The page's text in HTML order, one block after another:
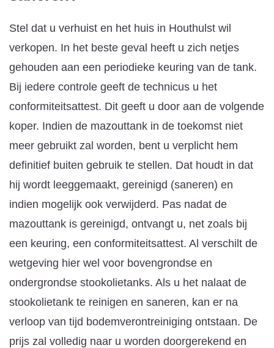
Stel dat u verhuist en het huis in Houthulst wil
verkopen. In het beste geval heeft u zich netjes
gehouden aan een periodieke keuring van de tank.
Bij iedere controle geeft de technicus u het
conformiteitsattest. Dit geeft u door aan de volgende
koper. Indien de mazouttank in de toekomst niet
meer gebruikt zal worden, bent u verplicht hem
definitief buiten gebruik te stellen. Dat houdt in dat
hij wordt leeggemaakt, gereinigd (saneren) en
indien mogelijk ook verwijderd. Pas nadat de
mazouttank is gereinigd, ontvangt u, net zoals bij
een keuring, een conformiteitsattest. Al verschilt de
wetgeving hier wel voor bovengrondse en
ondergrondse stookolietanks. Als u het nalaat de
stookolietank te reinigen en saneren, kan er na
verloop van tijd bodemverontreiniging ontstaan. De
prijs zal volledig naar u worden doorgerekend en